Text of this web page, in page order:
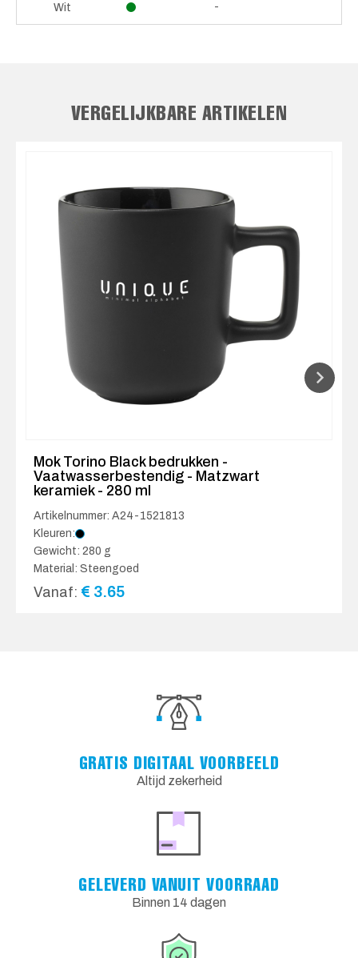
Wit -
VERGELIJKBARE ARTIKELEN
Mok Torino Black bedrukken -
Vaatwasserbestendig - Matzwart
keramiek - 280 ml
Artikelnummer: A24-1521813
Kleuren:
Gewicht: 280 g
Material: Steengoed
Vanaf: € 3.65
GRATIS DIGITAAL VOORBEELD
Altijd zekerheid
GELEVERD VANUIT VOORRAAD
Binnen 14 dagen